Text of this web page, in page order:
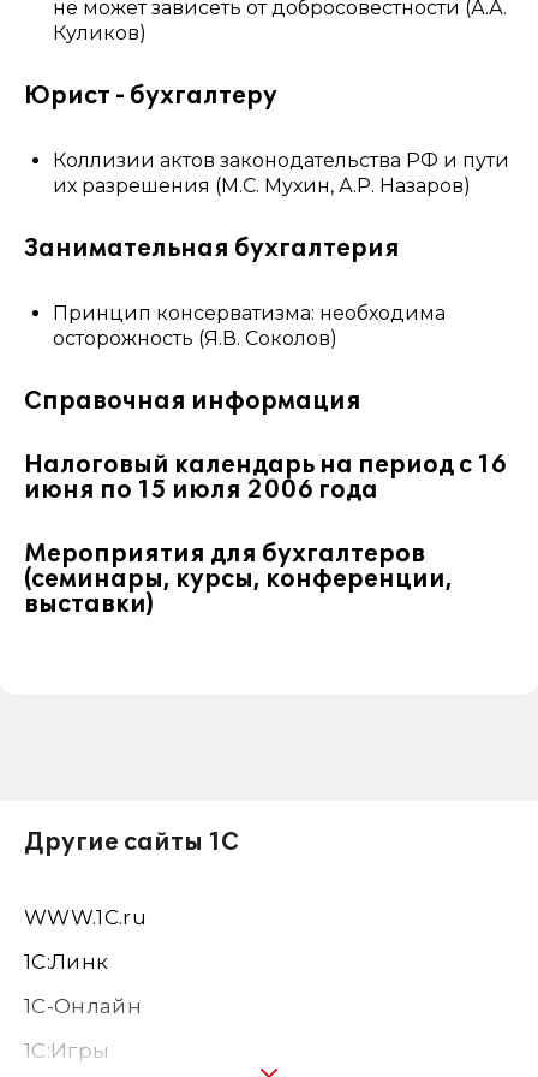
не может зависеть от добросовестности (А.А.
Куликов)
Юрист - бухгалтеру
Коллизии актов законодательства РФ и пути
их разрешения (М.С. Мухин, А.Р. Назаров)
Занимательная бухгалтерия
Принцип консерватизма: необходима
осторожность (Я.В. Соколов)
Справочная информация
Налоговый календарь на период с 16
июня по 15 июля 2006 года
Мероприятия для бухгалтеров
(семинары, курсы, конференции,
выставки)
Другие сайты 1С
WWW.1С.ru
1С:Линк
1С-Онлайн
1C:Игры